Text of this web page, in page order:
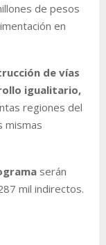
de pesos
en
de vías
igualitario,
regiones del
mismas
serán
mil indirectos.